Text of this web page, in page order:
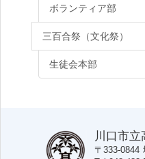
ボランティア部
三百合祭（文化祭）
生徒会本部
川口市立
〒333-0844